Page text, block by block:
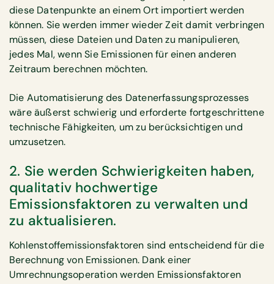
diese Datenpunkte an einem Ort importiert werden
können. Sie werden immer wieder Zeit damit verbringen
müssen, diese Dateien und Daten zu manipulieren,
jedes Mal, wenn Sie Emissionen für einen anderen
Zeitraum berechnen möchten.
Die Automatisierung des Datenerfassungsprozesses
wäre äußerst schwierig und erforderte fortgeschrittene
technische Fähigkeiten, um zu berücksichtigen und
umzusetzen.
2. Sie werden Schwierigkeiten haben,
qualitativ hochwertige
Emissionsfaktoren zu verwalten und
zu aktualisieren.
Kohlenstoffemissionsfaktoren sind entscheidend für die
Berechnung von Emissionen. Dank einer
Umrechnungsoperation werden Emissionsfaktoren